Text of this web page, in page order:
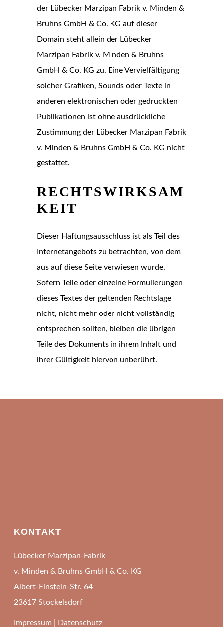
der Lübecker Marzipan Fabrik v. Minden &
Bruhns GmbH & Co. KG auf dieser
Domain steht allein der Lübecker
Marzipan Fabrik v. Minden & Bruhns
GmbH & Co. KG zu. Eine Vervielfältigung
solcher Grafiken, Sounds oder Texte in
anderen elektronischen oder gedruckten
Publikationen ist ohne ausdrückliche
Zustimmung der Lübecker Marzipan Fabrik
v. Minden & Bruhns GmbH & Co. KG nicht
gestattet.
RECHTSWIRKSAM
KEIT
Dieser Haftungsausschluss ist als Teil des
Internetangebots zu betrachten, von dem
aus auf diese Seite verwiesen wurde.
Sofern Teile oder einzelne Formulierungen
dieses Textes der geltenden Rechtslage
nicht, nicht mehr oder nicht vollständig
entsprechen sollten, bleiben die übrigen
Teile des Dokuments in ihrem Inhalt und
ihrer Gültigkeit hiervon unberührt.
KONTAKT
Lübecker Marzipan-Fabrik
v. Minden & Bruhns GmbH & Co. KG
Albert-Einstein-Str. 64
23617 Stockelsdorf
Impressum
Datenschutz